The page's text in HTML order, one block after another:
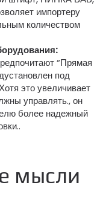
импортеру
количеством
“Прямая
под
это увеличивает
управлять., он
более надежный
мысли